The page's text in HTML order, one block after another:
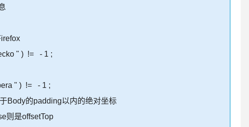
" ) != - 1 ;
" ) != - 1 ;
Body的padding以内的绝对坐标
则是offsetTop